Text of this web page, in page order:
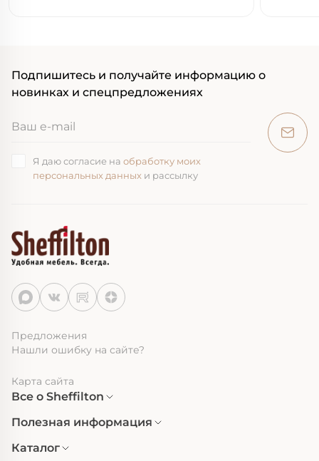
Подпишитесь и получайте информацию о
новинках и спецпредложениях
Я даю согласие на обработку моих
персональных данных и рассылку
Предложения
Нашли ошибку на сайте?
Карта сайта
Все о Sheffilton
Полезная информация
Каталог